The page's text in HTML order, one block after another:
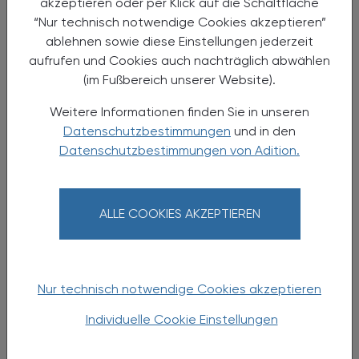
“Nur technisch notwendige Cookies akzeptieren”
ablehnen sowie diese Einstellungen jederzeit
aufrufen und Cookies auch nachträglich abwählen
(im Fußbereich unserer Website).
Weitere Informationen finden Sie in unseren
Datenschutzbestimmungen und in den
Datenschutzbestimmungen von Adition.
ALLE COOKIES AKZEPTIEREN
Nur technisch notwendige Cookies akzeptieren
Individuelle Cookie Einstellungen
bei Kindern -
Wie verwende ich die
kindermedika.at in der Praxis?
Fortbildungsabend
11.03.2025, 19.00 Uhr